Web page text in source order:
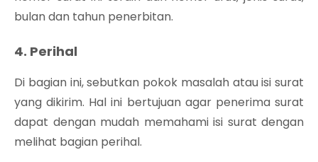
bulan dan tahun penerbitan.
4. Perihal
Di bagian ini, sebutkan pokok masalah atau isi surat
yang dikirim. Hal ini bertujuan agar penerima surat
dapat dengan mudah memahami isi surat dengan
melihat bagian perihal.